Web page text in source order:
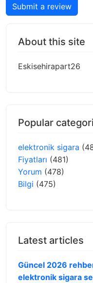
Submit a review
About this site
Eskisehirapart26
Popular
elektronik sigara
Fiyatları (481)
Yorum (478)
Bilgi (475)
Latest articles
Güncel 2026
elektronik sigara